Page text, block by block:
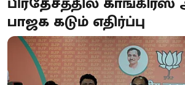
பாஜக கடும் எதிர்ப்பு